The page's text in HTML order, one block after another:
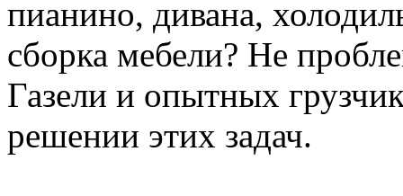
пианино, дивана,
сборка мебели? Не
Газели и опытных
решении этих задач.